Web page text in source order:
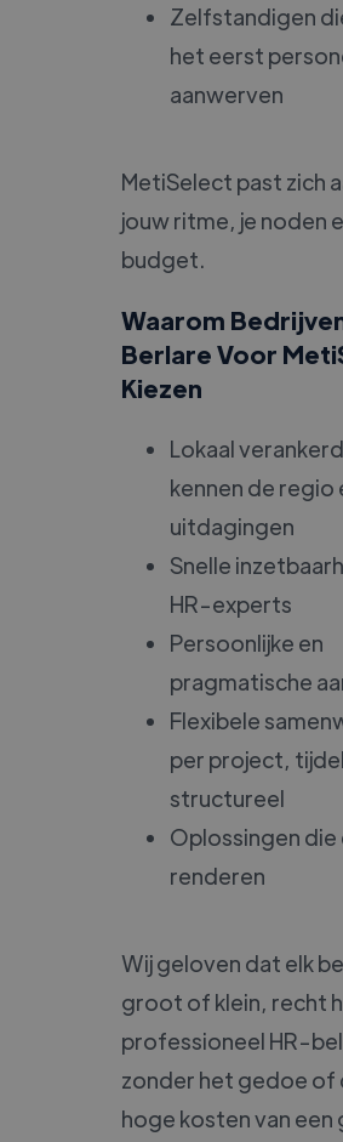
Zelfstandigen
het eerst
aanwerven
MetiSelect past zich
jouw ritme, je noden
budget.
Waarom
Berlare Voor
Kiezen
Lokaal
kennen de regio
uitdagingen
Snelle
HR-experts
Persoonlijke en
pragmatische
Flexibele
per project,
structureel
Oplossingen die
renderen
Wij geloven dat elk
groot of klein, recht
professioneel HR-
zonder het gedoe of
hoge kosten van